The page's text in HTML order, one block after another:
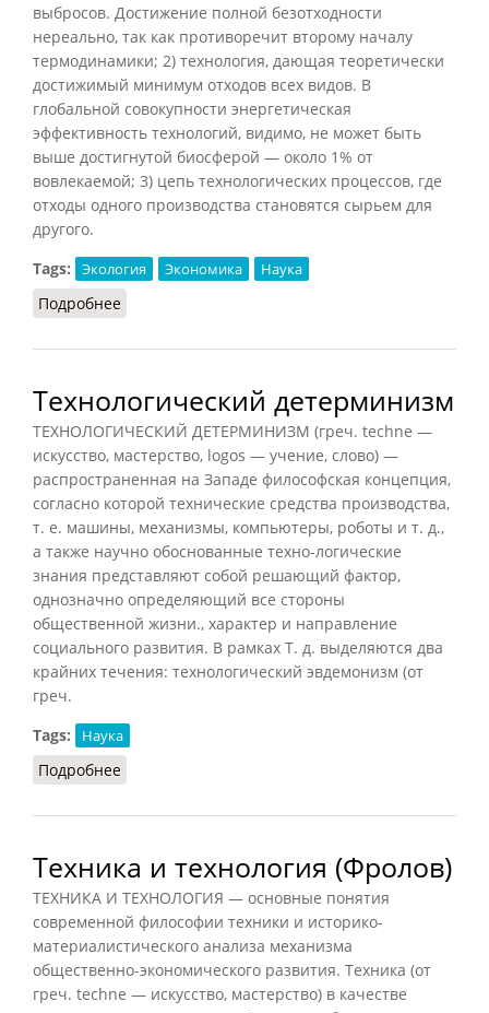
выбросов. Достижение полной безотходности
нереально, так как противоречит второму началу
термодинамики; 2) технология, дающая теоретически
достижимый минимум отходов всех видов. В
глобальной совокупности энергетическая
эффективность технологий, видимо, не может быть
выше достигнутой биосферой — около 1% от
вовлекаемой; 3) цепь технологических процессов, где
отходы одного производства становятся сырьем для
другого.
Tags:
Экология Экономика Наука
Подробнее
Технологический детерминизм
ТЕХНОЛОГИЧЕСКИЙ ДЕТЕРМИНИЗМ (греч. techne —
искусство, мастерство, logos — учение, слово) —
распространенная на Западе философская концепция,
согласно которой технические средства производства,
т. е. машины, механизмы, компьютеры, роботы и т. д.,
а также научно обоснованные техно-логические
знания представляют собой решающий фактор,
однозначно определяющий все стороны
общественной жизни., характер и направление
социального развития. В рамках Т. д. выделяются два
крайних течения: технологический эвдемонизм (от
греч.
Tags:
Наука
Подробнее
Техника и технология (Фролов)
ТЕХНИКА И ТЕХНОЛОГИЯ — основные понятия
современной философии техники и историко-
материалистического анализа механизма
общественно-экономического развития. Техника (от
греч. techne — искусство, мастерство) в качестве